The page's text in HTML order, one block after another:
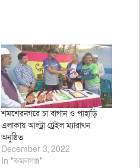
শমশেরনগরে চা বাগান ও পাহাড়ি
এলাকায় আল্ট্রা ট্রেইল ম্যারাথন
অনুষ্ঠিত
December 3, 2022
In "কমলগঞ্জ"